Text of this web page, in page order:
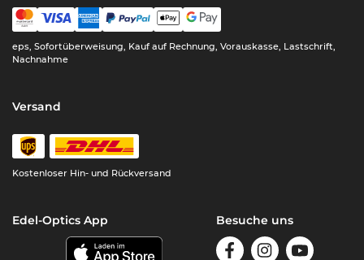
eps, Sofortüberweisung, Kauf auf Rechnung, Vorauskasse, Lastschrift,
Nachnahme
Versand
Kostenloser Hin- und Rückversand
Edel-Optics App Besuche uns